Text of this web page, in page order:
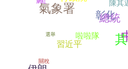
啦啦隊
習近平
選舉
氣象署
關稅
彰化
陳其
總統